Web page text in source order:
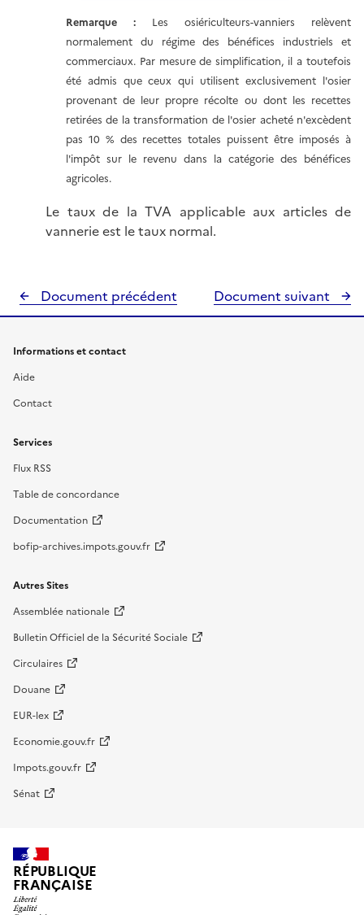
Remarque :Les osiériculteurs-vanniers relèvent
normalement du régime des bénéfices industriels et
commerciaux. Par mesure de simplification, il a toutefois
été admis que ceux qui utilisent exclusivement l'osier
provenant de leur propre récolte ou dont les recettes
retirées de la transformation de l'osier acheté n'excèdent
pas 10 % des recettes totales puissent être imposés à
l'impôt sur le revenu dans la catégorie des bénéfices
agricoles.
Le taux de la TVA applicable aux articles de
vannerie est le taux normal.
Document précédent Document suivant
Informations et contact
Aide
Contact
Services
Flux RSS
Table de concordance
Documentation
bofip-archives.impots.gouv.fr
Autres Sites
Assemblée nationale
Bulletin Officiel de la Sécurité Sociale
Circulaires
Douane
EUR-lex
Economie.gouv.fr
Impots.gouv.fr
Sénat
RÉPUBLIQUE
FRANÇAISE